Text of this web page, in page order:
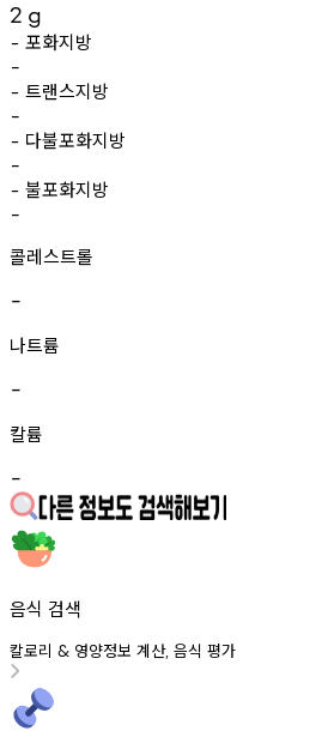
2 g
- 포화지방
-
- 트랜스지방
-
- 다불포화지방
-
- 불포화지방
-
콜레스트롤
-
나트륨
-
칼륨
-
음식 검색
칼로리 & 영양정보 계산, 음식 평가